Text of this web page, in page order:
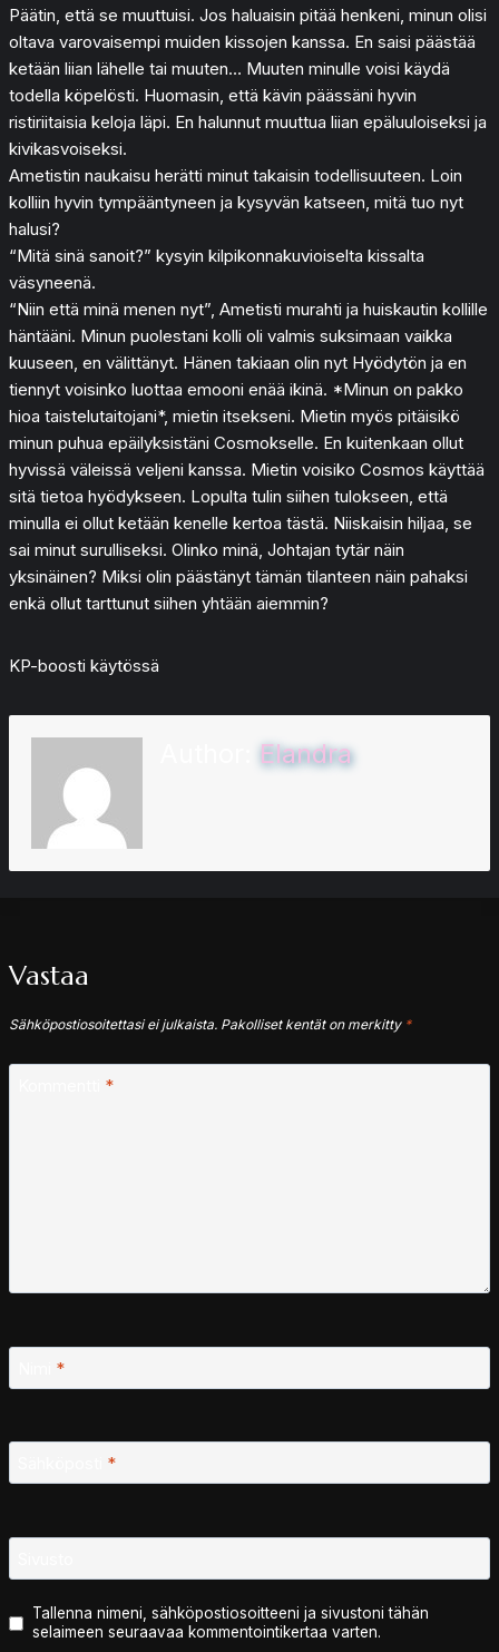
Päätin, että se muuttuisi. Jos haluaisin pitää henkeni, minun olisi
oltava varovaisempi muiden kissojen kanssa. En saisi päästää
ketään liian lähelle tai muuten… Muuten minulle voisi käydä
todella köpelösti. Huomasin, että kävin päässäni hyvin
ristiriitaisia keloja läpi. En halunnut muuttua liian epäluuloiseksi ja
kivikasvoiseksi.
Ametistin naukaisu herätti minut takaisin todellisuuteen. Loin
kolliin hyvin tympääntyneen ja kysyvän katseen, mitä tuo nyt
halusi?
“Mitä sinä sanoit?” kysyin kilpikonnakuvioiselta kissalta
väsyneenä.
“Niin että minä menen nyt”, Ametisti murahti ja huiskautin kollille
häntääni. Minun puolestani kolli oli valmis suksimaan vaikka
kuuseen, en välittänyt. Hänen takiaan olin nyt Hyödytön ja en
tiennyt voisinko luottaa emooni enää ikinä. *Minun on pakko
hioa taistelutaitojani*, mietin itsekseni. Mietin myös pitäisikö
minun puhua epäilyksistäni Cosmokselle. En kuitenkaan ollut
hyvissä väleissä veljeni kanssa. Mietin voisiko Cosmos käyttää
sitä tietoa hyödykseen. Lopulta tulin siihen tulokseen, että
minulla ei ollut ketään kenelle kertoa tästä. Niiskaisin hiljaa, se
sai minut surulliseksi. Olinko minä, Johtajan tytär näin
yksinäinen? Miksi olin päästänyt tämän tilanteen näin pahaksi
enkä ollut tarttunut siihen yhtään aiemmin?
KP-boosti käytössä
Elandra
Vastaa
Sähköpostiosoitettasi ei julkaista. Pakolliset kentät on merkitty *
*
*
*
Tallenna nimeni, sähköpostiosoitteeni ja sivustoni tähän
selaimeen seuraavaa kommentointikertaa varten.